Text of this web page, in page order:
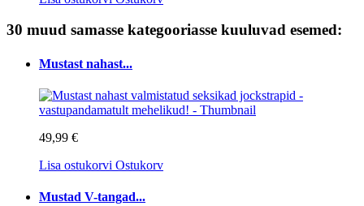
30 muud samasse kategooriasse kuuluvad esemed:
Mustast nahast...
49,99 €
Lisa ostukorvi Ostukorv
Mustad V-tangad...